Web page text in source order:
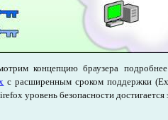
концепцию браузера
с расширенным сроком поддержки
уровень безопасности